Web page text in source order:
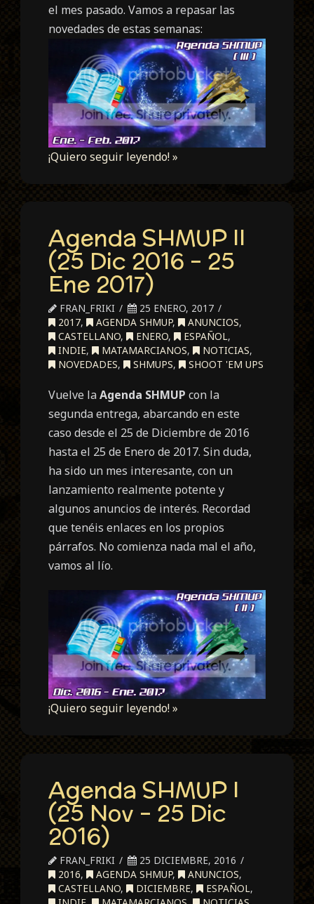
el mes pasado. Vamos a repasar las
novedades de estas semanas:
¡Quiero seguir leyendo! »
Agenda SHMUP II
(25 Dic 2016 – 25
Ene 2017)
FRAN_FRIKI
25 ENERO, 2017
2017, AGENDA SHMUP, ANUNCIOS,
CASTELLANO, ENERO, ESPAÑOL,
INDIE, MATAMARCIANOS, NOTICIAS,
NOVEDADES, SHMUPS, SHOOT 'EM UPS
Vuelve laAgenda SHMUP con la
segunda entrega, abarcando en este
caso desde el 25 de Diciembre de 2016
hasta el 25 de Enero de 2017. Sin duda,
ha sido un mes interesante, con un
lanzamiento realmente potente y
algunos anuncios de interés. Recordad
que tenéis enlaces en los propios
párrafos. No comienza nada mal el año,
vamos al lío.
¡Quiero seguir leyendo! »
Agenda SHMUP I
(25 Nov – 25 Dic
2016)
FRAN_FRIKI
25 DICIEMBRE, 2016
2016, AGENDA SHMUP, ANUNCIOS,
CASTELLANO, DICIEMBRE, ESPAÑOL,